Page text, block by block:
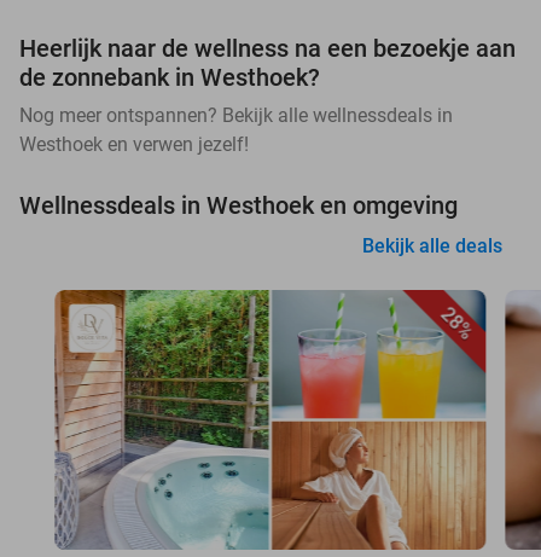
Heerlijk naar de wellness na een bezoekje aan
de zonnebank in Westhoek?
Nog meer ontspannen? Bekijk alle wellnessdeals in
Westhoek en verwen jezelf!
Wellnessdeals in Westhoek en omgeving
Bekijk alle deals
28%